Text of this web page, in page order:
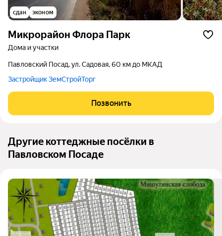
сдан эконом
микрорайон Флора Парк
дома и участки
Павловский Посад, ул. Садовая, 60 км до МКАД
Застройщик ЗемСтройТорг
Позвонить
Другие коттеджные посёлки в
Павловском Посаде